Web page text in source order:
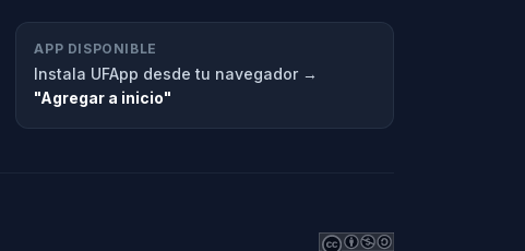
APP DISPONIBLE
Instala UFApp desde tu navegador →
"Agregar a inicio"